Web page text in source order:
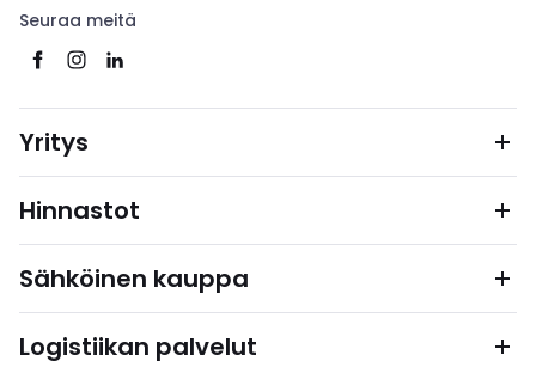
Seuraa meitä
Yritys
Hinnastot
Sähköinen kauppa
Logistiikan palvelut